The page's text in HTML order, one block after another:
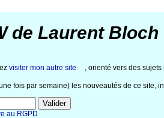
de Laurent Bloch
visiter mon autre site , orienté vers des
fois par semaine) les nouveautés de ce site,
au RGPD